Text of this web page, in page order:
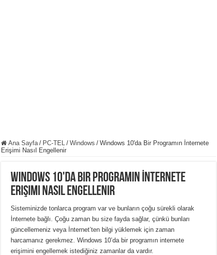
Ana Sayfa / PC-TEL / Windows / Windows 10'da Bir Programın İnternete
Erişimi Nasıl Engellenir
Windows 10'da Bir Programın İnternete
Erişimi Nasıl Engellenir
Sisteminizde tonlarca program var ve bunların çoğu sürekli olarak
İnternete bağlı. Çoğu zaman bu size fayda sağlar, çünkü bunları
güncellemeniz veya İnternet’ten bilgi yüklemek için zaman
harcamanız gerekmez. Windows 10’da bir programın internete
erişimini engellemek istediğiniz zamanlar da vardır.